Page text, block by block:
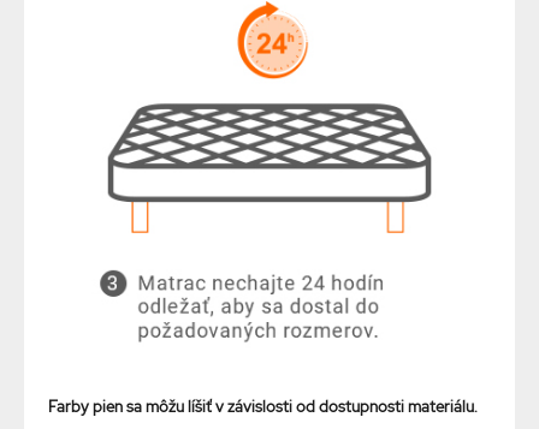
Farby pien sa môžu líšiť v závislosti od dostupnosti materiálu.